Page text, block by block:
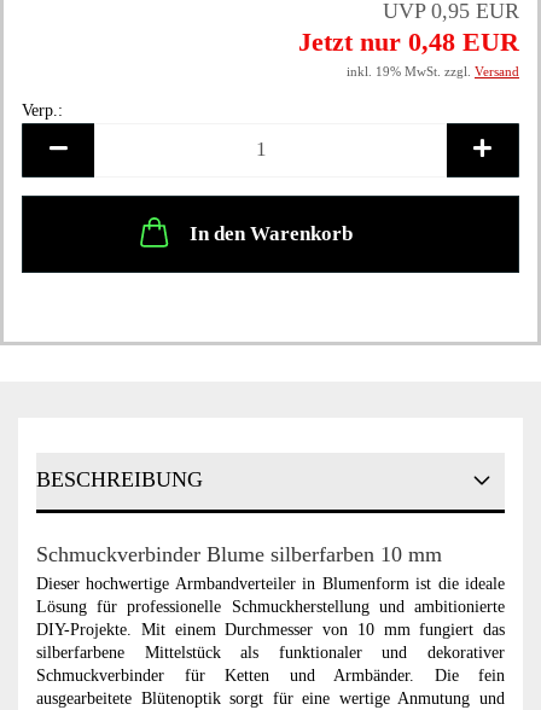
UVP 0,95 EUR
Jetzt nur 0,48 EUR
inkl. 19% MwSt. zzgl. Versand
Verp.:
In den Warenkorb
BESCHREIBUNG
Schmuckverbinder Blume silberfarben 10 mm
Dieser hochwertige Armbandverteiler in Blumenform ist die ideale
Lösung für professionelle Schmuckherstellung und ambitionierte
DIY-Projekte. Mit einem Durchmesser von 10 mm fungiert das
silberfarbene Mittelstück als funktionaler und dekorativer
Schmuckverbinder für Ketten und Armbänder. Die fein
ausgearbeitete Blütenoptik sorgt für eine wertige Anmutung und